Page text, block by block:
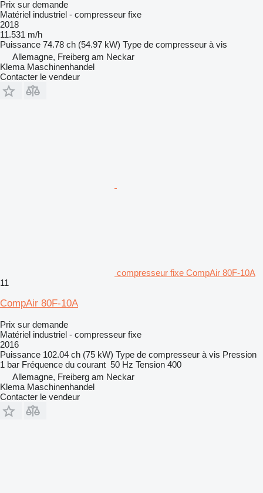
Prix sur demande
Matériel industriel - compresseur fixe
2018
11.531 m/h
Puissance 74.78 ch (54.97 kW) Type de compresseur à vis
Allemagne, Freiberg am Neckar
Klema Maschinenhandel
Contacter le vendeur
compresseur fixe CompAir 80F-10A
11
CompAir 80F-10A
Prix sur demande
Matériel industriel - compresseur fixe
2016
Puissance 102.04 ch (75 kW) Type de compresseur à vis Pression
1 bar Fréquence du courant 50 Hz Tension 400
Allemagne, Freiberg am Neckar
Klema Maschinenhandel
Contacter le vendeur